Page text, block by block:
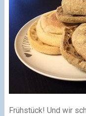
Frühstück! Und wir